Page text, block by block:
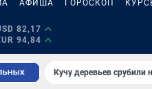
АФИША ГОРОСКОП
82,17
94,84
Кучу деревьев срубили